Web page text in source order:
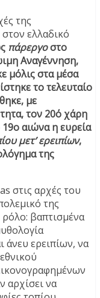
της
ελλαδικό
πάρεργοστο
Αναγέννηση,
μόλις στα μέσα
το τελευταίο
με
τον 20ό χάρη
αιώνα η ευρεία
μετ’ ερειπίων,
της
στις αρχές του
της
ρόλο: βαπτισμένα
άνευ ερειπίων, να
αρχίσει να